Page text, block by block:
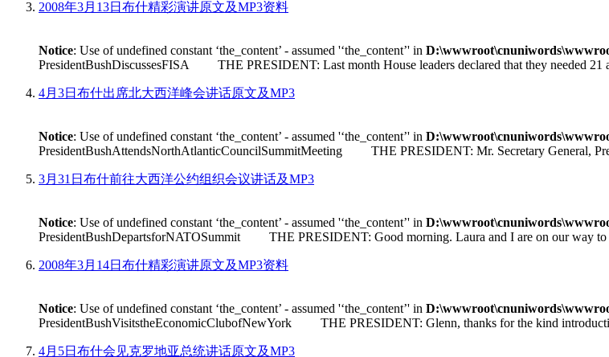
2008年3月13日布什精彩演讲原文及MP3资料
Notice: Use of undefined constant ‘the_content’ - assumed '‘the_content’' in
PresidentBushDiscussesFISA THE PRESIDENT: Last month House leaders declared that they needed 21
4月3日布什出席北大西洋峰会讲话原文及MP3
Notice: Use of undefined constant ‘the_content’ - assumed '‘the_content’' in
PresidentBushAttendsNorthAtlanticCouncilSummitMeeting THE PRESIDENT: Mr. Secretary General,
3月31日布什前往大西洋公约组织会议讲话及MP3
Notice: Use of undefined constant ‘the_content’ - assumed '‘the_content’' in
PresidentBushDepartsforNATOSummit THE PRESIDENT: Good morning. Laura and I are on our way to
2008年3月14日布什精彩演讲原文及MP3资料
Notice: Use of undefined constant ‘the_content’ - assumed '‘the_content’' in
PresidentBushVisitstheEconomicClubofNewYork THE PRESIDENT: Glenn, thanks for the kind
4月5日布什会见克罗地亚总统讲话原文及MP3